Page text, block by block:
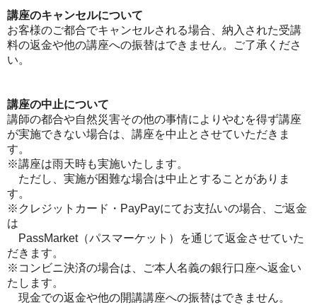
講座のキャンセルについて
お客様のご都合でキャンセルされる場合、納入された受講
料の返金や他の講座への振替はできません。ご了承くださ
い。
講座の中止について
講師の都合や自然災害その他の事情によりやむを得ず講座
が実施できない場合は、講座を中止とさせていただきま
す。
※講座は雨天時も実施いたします。
ただし、実施が困難な場合は中止とすることがありま
す。
※クレジットカード・PayPayにてお支払いの場合、ご返金
は
PassMarket（パスマーケット）を通じて返金させていた
だきます。
※コンビニ決済の場合は、ご本人名義の銀行口座へ返金い
たします。
現金での返金や他の開講講座への振替はできません。